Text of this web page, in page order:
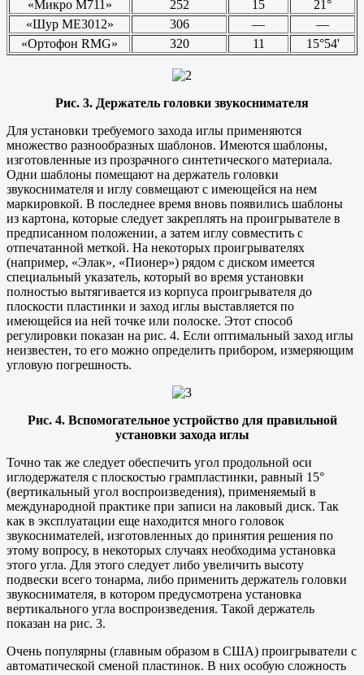
«Микро М711» 252 15
21°
«Шур МЕ3012»
306 —
—
«Ортофон RMG»
320 11 15°54'
Рис. 3. Держатель головки звукоснимателя
Для установки требуемого захода иглы применяются
множество разнообразных шаблонов. Имеются шаблоны,
изготовленные из прозрачного синтетического материала.
Одни шаблоны помещают на держатель головки
звукоснимателя и иглу совмещают с имеющейся на нем
маркировкой. В последнее время вновь появились шаблоны
из картона, которые следует закреплять на проигрывателе в
предписанном положении, а затем иглу совместить с
отпечатанной меткой. На некоторых проигрывателях
(например, «Элак», «Пионер») рядом с диском имеется
специальный указатель, который во время установки
полностью вытягивается из корпуса проигрывателя до
плоскости пластинки и заход иглы выставляется по
имеющейся иа ней точке или полоске. Этот способ
регулировки показан на рис. 4. Если оптимальный заход иглы
неизвестен, то его можно определить прибором, измеряющим
угловую погрешность.
Рис. 4. Вспомогательное устройство для правильной
установки захода иглы
Точно так же следует обеспечить угол продольной оси
иглодержателя с плоскостью грампластинки, равный 15°
(вертикальный угол воспроизведения), применяемый в
международной практике при записи на лаковый диск. Так
как в эксплуатации еще находится много головок
звукоснимателей, изготовленных до принятия решения по
этому вопросу, в некоторых случаях необходима установка
этого угла. Для этого следует либо увеличить высоту
подвески всего тонарма, либо применить держатель головки
звукоснимателя, в котором предусмотрена установка
вертикального угла воспроизведения. Такой держатель
показан на рис. 3.
Очень популярны (главным образом в США) проигрыватели с
автоматической сменой пластинок. В них особую сложность